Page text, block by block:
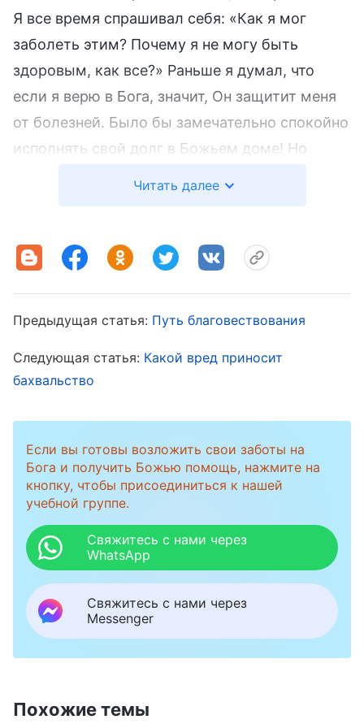
Я все время спрашивал себя: «Как я мог
заболеть этим? Почему я не могу быть
здоровым, как все?» Раньше я думал, что
если я верю в Бога, значит, Он защитит меня
от болезней. Было бы замечательно спокойно
исполнять свой долг в Божьем доме! Но
мысли меня очень огорчали, и я много раз
вести и просвещать меня, чтобы я понял Его
волю и познал, как мне пройти через эту
ситуацию.
Когда обо всем узнали мои братья и сестры,
они пришли меня поддержать и прочитали
мне отрывок из Божьих слов: «Когда
случается болезнь, это от Божьей любви, и
за этим непременно стоят Его благие
намерения. Хотя тело твое, быть может,
претерпевает некоторое страдание, не
воспринимай идеи от сатаны. Восхваляй Бога
посреди болезни и радуйся Богу посреди
своей хвалы. Не теряй бодрости духа перед
вновь, и не сдавайся — тогда Бог воссияет на
Читать далее
Предыдущая статья: Путь благовествования
Следующая статья: Какой вред приносит
бахвальство
Если вы готовы возложить свои заботы на
Бога и получить Божью помощь, нажмите на
кнопку, чтобы присоединиться к нашей
учебной группе.
Свяжитесь с нами через
WhatsApp
Свяжитесь с нами через
Messenger
Похожие темы